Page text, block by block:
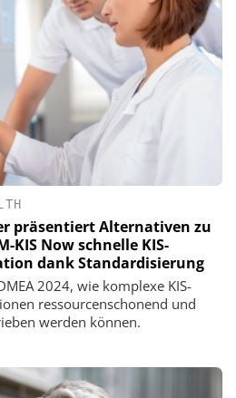
präsentiert Alternativen zu
KIS Now schnelle KIS-
dank Standardisierung
2024, wie komplexe KIS-
ressourcenschonend und
werden können.